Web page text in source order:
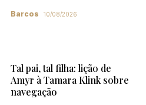
Barcos 10/08/2026
Tal pai, tal filha: lição de
Amyr à Tamara Klink sobre
navegação